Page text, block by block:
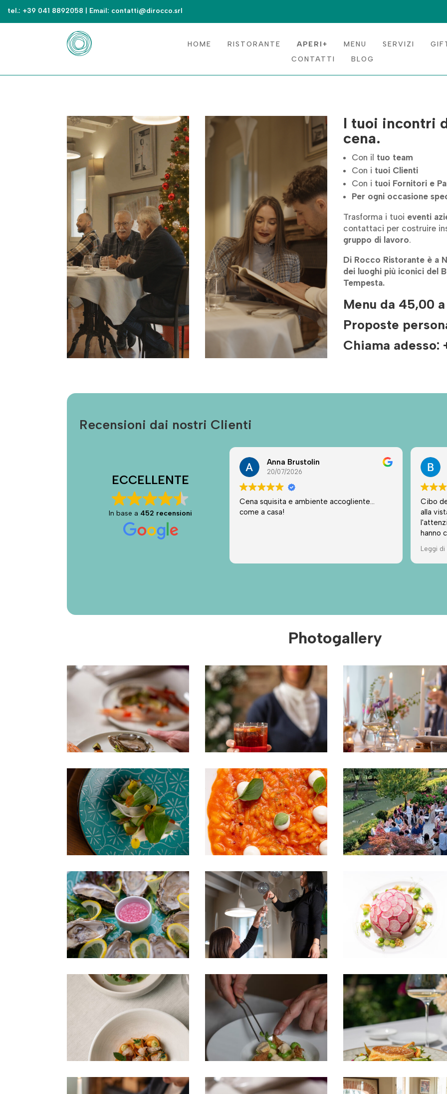
tel.: +39 041 8892058 | Email: contatti@dirocco.srl
HOME RISTORANTE APERI+ MENU SERVIZI
CONTATTI
BLOG
I tuoi incontri
cena.
Con il tuo team
Con i tuoi Clienti
Con i tuoi Fornitori e
Per ogni occasione
Trasforma i tuoi eventi
contattaci per costruire
gruppo di lavoro.
Di Rocco Ristorante è a
dei luoghi più iconici del
Tempesta.
Menu da 45,00
Proposte
Chiama adesso:
Recensioni dai nostri Clienti
ECCELLENTE
In base a 452 recensioni
Cena squisita e ambiente accogliente...
Barbara Devecchi
16/07/2026
Cibo delizioso, leggero e sorprendente sia
alla vista che al palato. La gentilezza,
Ottimo
Photogallery